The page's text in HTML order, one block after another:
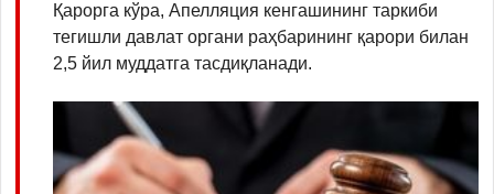
Қарорга кўра, Апелляция кенгашининг таркиби
тегишли давлат органи раҳбарининг қарори билан
2,5 йил муддатга тасдиқланади.